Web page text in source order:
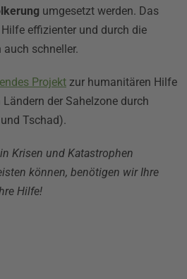
umgesetzt werden. Das
effizienter und durch die
auch schneller.
Projekt zur humanitären Hilfe
der Sahelzone durch
Tschad).
Krisen und Katastrophen
können, benötigen wir Ihre
Hilfe!